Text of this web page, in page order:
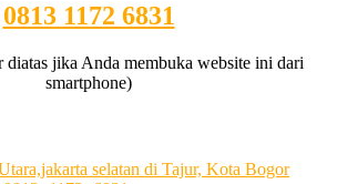
0813 1172 6831
jika Anda membuka website ini dari
smartphone)